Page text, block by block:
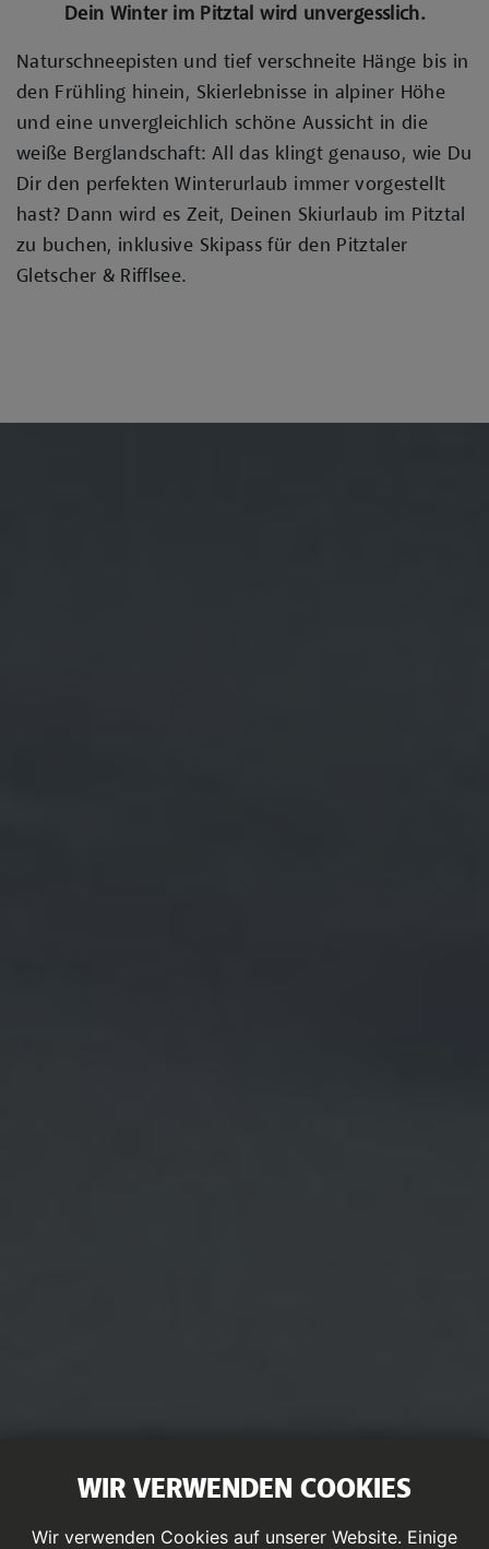
Dein Winter im Pitztal wird unvergesslich.
Naturschneepisten und tief verschneite Hänge bis in
den Frühling hinein, Skierlebnisse in alpiner Höhe
und eine unvergleichlich schöne Aussicht in die
weiße Berglandschaft: All das klingt genauso, wie Du
Dir den perfekten Winterurlaub immer vorgestellt
hast? Dann wird es Zeit, Deinen Skiurlaub im Pitztal
zu buchen, inklusive Skipass für den Pitztaler
Gletscher & Rifflsee.
WIR VERWENDEN COOKIES
Wir verwenden Cookies auf unserer Website. Einige